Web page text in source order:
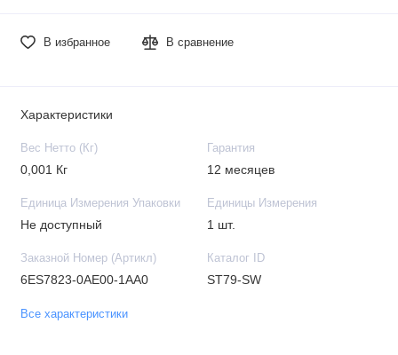
В избранное В сравнение
Характеристики
Вес Нетто (Кг)
0,001 Кг
Гарантия
12 месяцев
Единица Измерения Упаковки
Не доступный
Единицы Измерения
1 шт.
Заказной Номер (Артикл)
6ES7823-0AE00-1AA0
Каталог ID
ST79-SW
Все характеристики